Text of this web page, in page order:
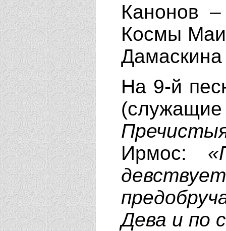
Канонов
Космы
Дамаскина
На 9-й
Ирмос:
Дева и по